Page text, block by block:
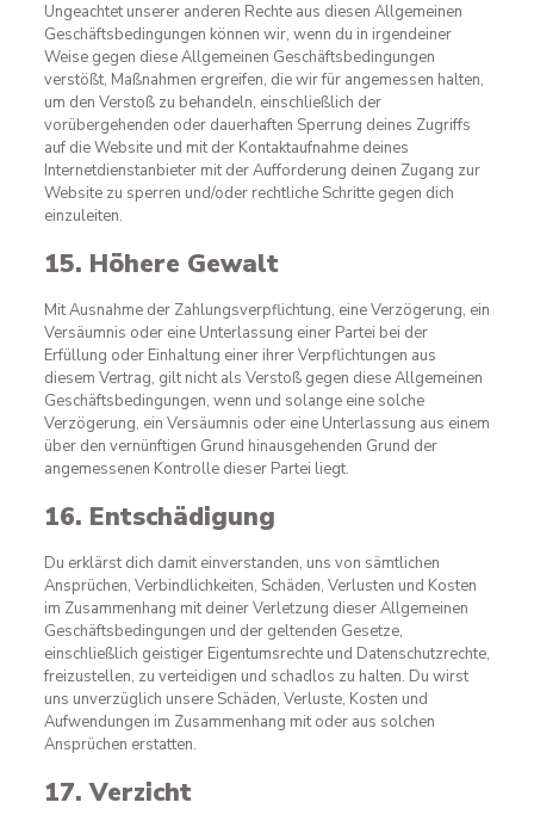
Ungeachtet unserer anderen Rechte aus diesen Allgemeinen
Geschäftsbedingungen können wir, wenn du in irgendeiner
Weise gegen diese Allgemeinen Geschäftsbedingungen
verstößt, Maßnahmen ergreifen, die wir für angemessen halten,
um den Verstoß zu behandeln, einschließlich der
vorübergehenden oder dauerhaften Sperrung deines Zugriffs
auf die Website und mit der Kontaktaufnahme deines
Internetdienstanbieter mit der Aufforderung deinen Zugang zur
Website zu sperren und/oder rechtliche Schritte gegen dich
einzuleiten.
15. Höhere Gewalt
Mit Ausnahme der Zahlungsverpflichtung, eine Verzögerung, ein
Versäumnis oder eine Unterlassung einer Partei bei der
Erfüllung oder Einhaltung einer ihrer Verpflichtungen aus
diesem Vertrag, gilt nicht als Verstoß gegen diese Allgemeinen
Geschäftsbedingungen, wenn und solange eine solche
Verzögerung, ein Versäumnis oder eine Unterlassung aus einem
über den vernünftigen Grund hinausgehenden Grund der
angemessenen Kontrolle dieser Partei liegt.
16. Entschädigung
Du erklärst dich damit einverstanden, uns von sämtlichen
Ansprüchen, Verbindlichkeiten, Schäden, Verlusten und Kosten
im Zusammenhang mit deiner Verletzung dieser Allgemeinen
Geschäftsbedingungen und der geltenden Gesetze,
einschließlich geistiger Eigentumsrechte und Datenschutzrechte,
freizustellen, zu verteidigen und schadlos zu halten. Du wirst
uns unverzüglich unsere Schäden, Verluste, Kosten und
Aufwendungen im Zusammenhang mit oder aus solchen
Ansprüchen erstatten.
17. Verzicht